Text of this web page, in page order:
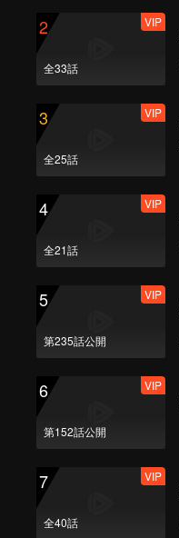
2
全33話
VIP
3
全25話
VIP
4
全21話
VIP
5
第235話公開
VIP
6
第152話公開
VIP
7
全40話
VIP